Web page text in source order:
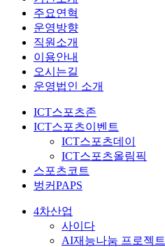
주요연혁
운영방향
직원소개
이용안내
오시는길
운영법인 소개
ICT스포츠존
ICT스포츠이벤트
ICT스포츠데이
ICT스포츠올림픽
스포츠코트
벙커PAPS
4차산업
사이다
AI재능나눔 프로젝트